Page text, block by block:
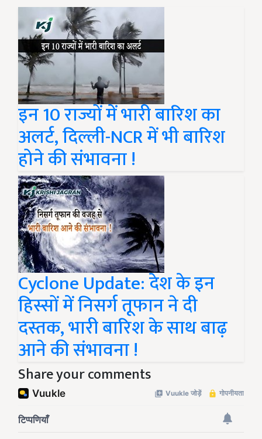
इन 10 राज्यों में भारी बारिश का
अलर्ट, दिल्ली-NCR में भी बारिश
होने की संभावना !
Cyclone Update: देश के इन
हिस्सों में निसर्ग तूफान ने दी
दस्तक, भारी बारिश के साथ बाढ़
आने की संभावना !
Share your comments